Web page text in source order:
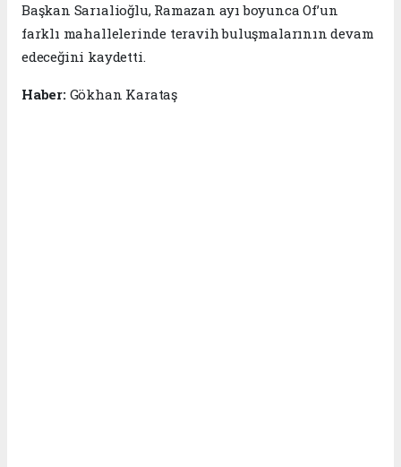
Başkan Sarıalioğlu, Ramazan ayı boyunca Of’un
farklı mahallelerinde teravih buluşmalarının devam
edeceğini kaydetti.
Haber: Gökhan Karataş